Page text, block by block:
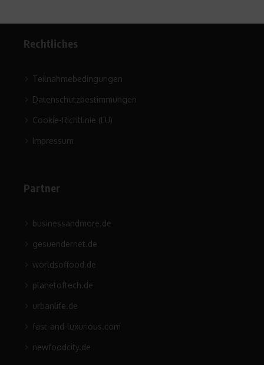
Rechtliches
Teilnahmebedingungen
Datenschutzbestimmungen
Cookie-Richtlinie (EU)
Impressum
Partner
businessandmore.de
gesuendernet.de
worldsoffood.de
planetoftech.de
urbanlife.de
fast-and-luxurious.com
newfoodcity.de